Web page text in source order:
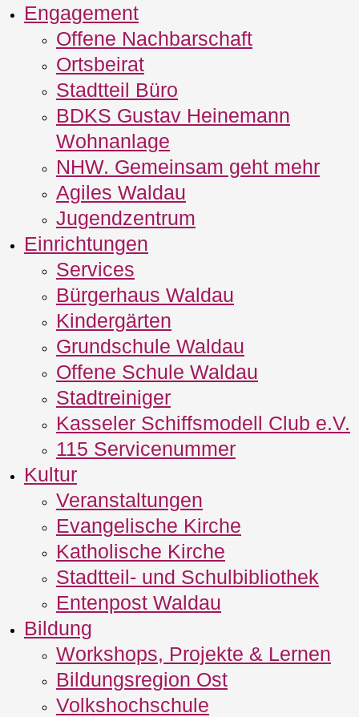
Engagement
Offene Nachbarschaft
Ortsbeirat
Stadtteil Büro
BDKS Gustav Heinemann
Wohnanlage
NHW. Gemeinsam geht mehr
Agiles Waldau
Jugendzentrum
Einrichtungen
Services
Bürgerhaus Waldau
Kindergärten
Grundschule Waldau
Offene Schule Waldau
Stadtreiniger
Kasseler Schiffsmodell Club e.V.
115 Servicenummer
Kultur
Veranstaltungen
Evangelische Kirche
Katholische Kirche
Stadtteil- und Schulbibliothek
Entenpost Waldau
Bildung
Workshops, Projekte & Lernen
Bildungsregion Ost
Volkshochschule